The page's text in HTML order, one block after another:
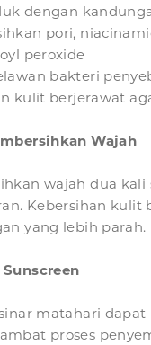
dengan
pori,
peroxide
bakteri
kulit berjerawat
Wajah
wajah dua
Kebersihan kulit
yang lebih parah.
matahari
proses